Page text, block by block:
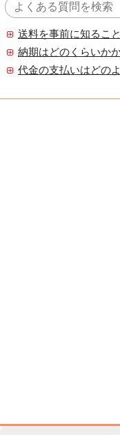
送料を事前に知るこ
納期はどのくらいか